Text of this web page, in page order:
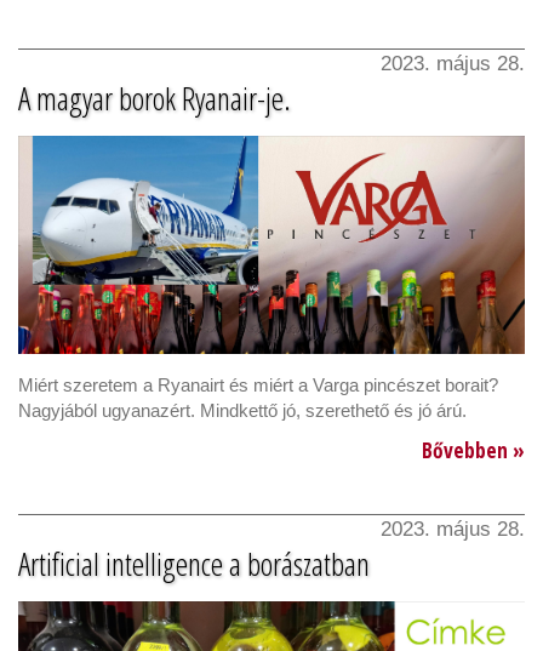
2023. május 28.
A magyar borok Ryanair-je.
Miért szeretem a Ryanairt és miért a Varga pincészet borait?
Nagyjából ugyanazért. Mindkettő jó, szerethető és jó árú.
Bővebben »
2023. május 28.
Artificial intelligence a borászatban